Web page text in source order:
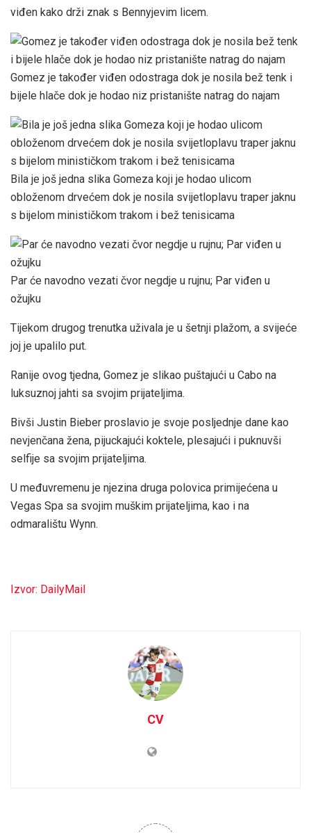
viđen kako drži znak s Bennyjevim licem.
Gomez je također viđen odostraga dok je nosila bež tenk i
bijele hlače dok je hodao niz pristanište natrag do najam
Bila je još jedna slika Gomeza koji je hodao ulicom
obloženom drvećem dok je nosila svijetloplavu traper jaknu
s bijelom minističkom trakom i bež tenisicama
Par će navodno vezati čvor negdje u rujnu; Par viđen u
ožujku
Tijekom drugog trenutka uživala je u šetnji plažom, a svijeće
joj je upalilo put.
Ranije ovog tjedna, Gomez je slikao puštajući u Cabo na
luksuznoj jahti sa svojim prijateljima.
Bivši Justin Bieber proslavio je svoje posljednje dane kao
nevjenčana žena, pijuckajući koktele, plesajući i puknuvši
selfije sa svojim prijateljima.
U međuvremenu je njezina druga polovica primijećena u
Vegas Spa sa svojim muškim prijateljima, kao i na
odmaralištu Wynn.
Izvor: DailyMail
CV